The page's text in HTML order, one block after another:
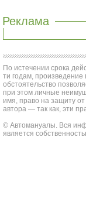
Реклама
По истечении срока
ти годам,
обстоятельство
при этом личные
имя, право на защиту
автора — так как, эти
© Автомануалы. Вся
является